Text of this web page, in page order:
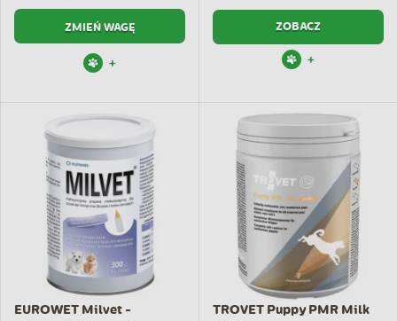
ZMIEŃ WAGĘ
+
ZOBACZ
+
EUROWET Milvet -
TROVET Puppy PMR Milk